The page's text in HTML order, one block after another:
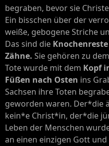
begraben, bevor sie
Ein bisschen über der
weiße, gebogene Striche
Das sind die Knochenreste
Zähne. Sie gehören zu dem
Tote wurde mit dem Kopf
Füßen nach Osten ins
Sachsen ihre Toten
geworden waren. Der*die
kein*e Christ*in, der*die
Leben der Menschen
an einen einzigen Gott und